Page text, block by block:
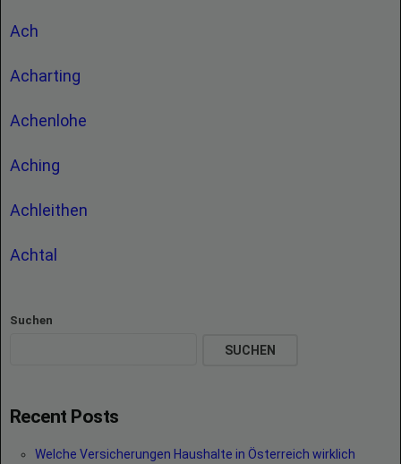
Ach
Acharting
Achenlohe
Aching
Achleithen
Achtal
Suchen
SUCHEN
Recent Posts
Welche Versicherungen Haushalte in Österreich wirklich